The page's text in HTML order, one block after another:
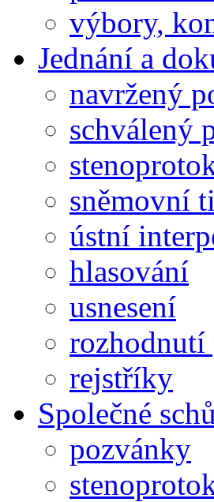
výbory,
Jednání a
navržený
schválený
sněmovní
ústní
hlasování
usnesení
rozhodnutí
rejstříky
Společné
pozvánky